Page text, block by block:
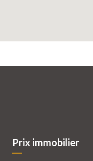
Prix immobilier